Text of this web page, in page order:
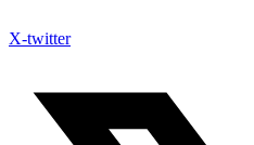
X-twitter